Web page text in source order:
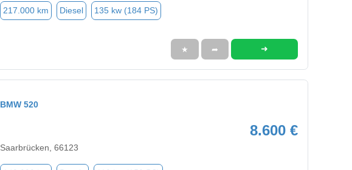
217.000 km Diesel 135 kw (184 PS)
★ ➦ ➜
BMW 520
8.600 €
Saarbrücken, 66123